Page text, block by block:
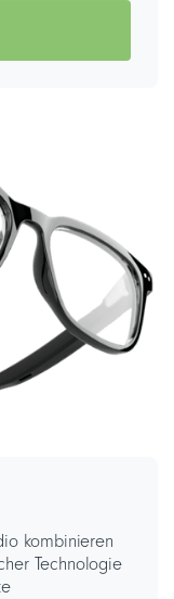
kombinieren
Technologie